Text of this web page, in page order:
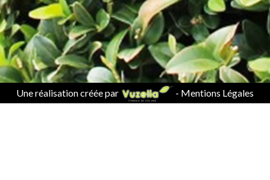
Une réalisation créée par - Mentions Légales